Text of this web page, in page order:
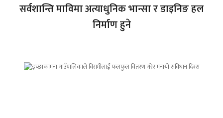
सर्वशान्ति माविमा अत्याधुनिक भान्सा र डाइनिङ हल
निर्माण हुने